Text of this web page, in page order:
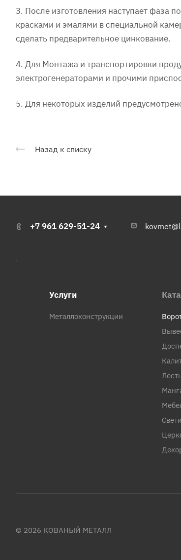
3. После изготовления наступает фаза
красками и эмалями в специальной
сделать предварительное цинкование.
4. Для Монтажа и транспортировки
электрогенераторами и прочими
5. Для некоторых изделий
Назад к списку
+7 961 629-51-24
Услуги
Металлоконструкции
© 2026 КОВАНЫЙ МЕТАЛЛ